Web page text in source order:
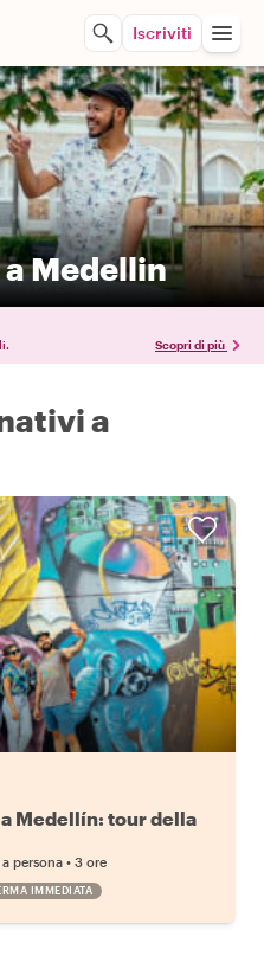
Iscriviti
Medellin
Scopri di più
a
Medellín: tour della
a persona • 3 ore
IMMEDIATA